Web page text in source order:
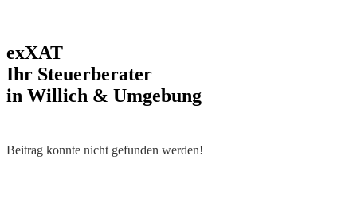
exXAT
Ihr Steuerberater
in Willich & Umgebung
Beitrag konnte nicht gefunden werden!